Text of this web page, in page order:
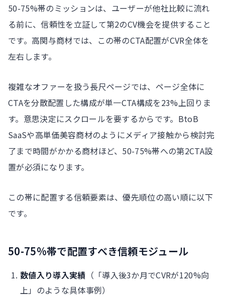
50-75%帯のミッションは、ユーザーが他社比較に流れ
る前に、信頼性を立証して第2のCV機会を提供すること
です。高関与商材では、この帯のCTA配置がCVR全体を
左右します。
複雑なオファーを扱う長尺ページでは、ページ全体に
CTAを分散配置した構成が単一CTA構成を23%上回りま
す。意思決定にスクロールを要するからです。BtoB
SaaSや高単価美容商材のようにメディア接触から検討完
了まで時間がかかる商材ほど、50-75%帯への第2CTA設
置が必須になります。
この帯に配置する信頼要素は、優先順位の高い順に以下
です。
50-75%帯で配置すべき信頼モジュール
数値入り導入実績 （「導入後3か月でCVRが120%向
上」のような具体事例）